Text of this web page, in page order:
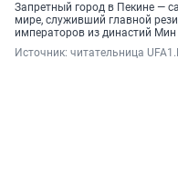
Запретный город в Пекине —
мире, служивший главной
императоров из династий
Источник: читательница